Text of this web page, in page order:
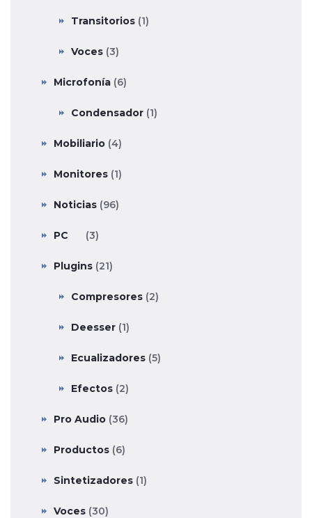
Transitorios (1)
Voces (3)
Microfonía (6)
Condensador (1)
Mobiliario (4)
Monitores (1)
Noticias (96)
PC (3)
Plugins (21)
Compresores (2)
Deesser (1)
Ecualizadores (5)
Efectos (2)
Pro Audio (36)
Productos (6)
Sintetizadores (1)
Voces (30)